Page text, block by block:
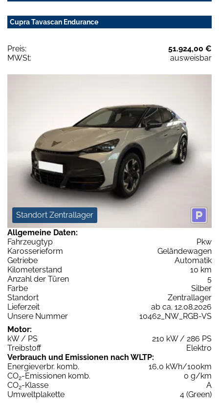
Cupra Tavascan Endurance
Preis:
51.924,00 €
MWSt:
ausweisbar
Standort Zentrallager
Allgemeine Daten:
Fahrzeugtyp
Pkw
Karosserieform
Geländewagen
Getriebe
Automatik
Kilometerstand
10 km
Anzahl der Türen
5
Farbe
Silber
Standort
Zentrallager
Lieferzeit
ab ca. 12.08.2026
Unsere Nummer
10462_NW_RGB-VS
Motor:
kW / PS
210 kW / 286 PS
Treibstoff
Elektro
Verbrauch und Emissionen nach WLTP:
Energieverbr. komb.
16,0 kWh/100km
CO2-Emissionen komb.
0 g/km
CO2-Klasse
A
Umweltplakette
4 (Green)